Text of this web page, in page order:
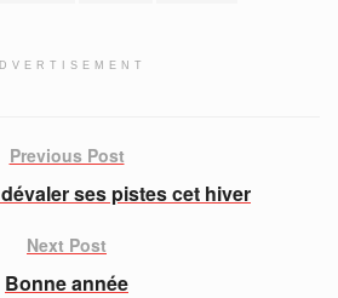
Previous Post
ses pistes cet hiver
Next Post
Bonne année